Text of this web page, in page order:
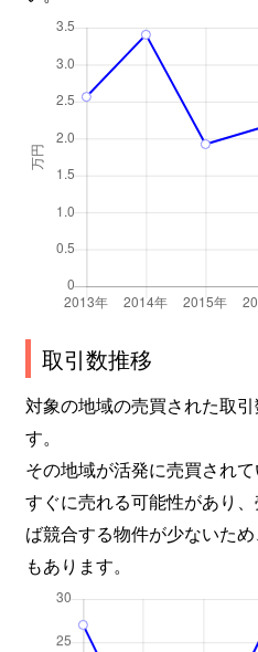
取引数推移
対象の地域の売買された取
す。
その地域が活発に売買され
すぐに売れる可能性があり
ば競合する物件が少ないた
もあります。